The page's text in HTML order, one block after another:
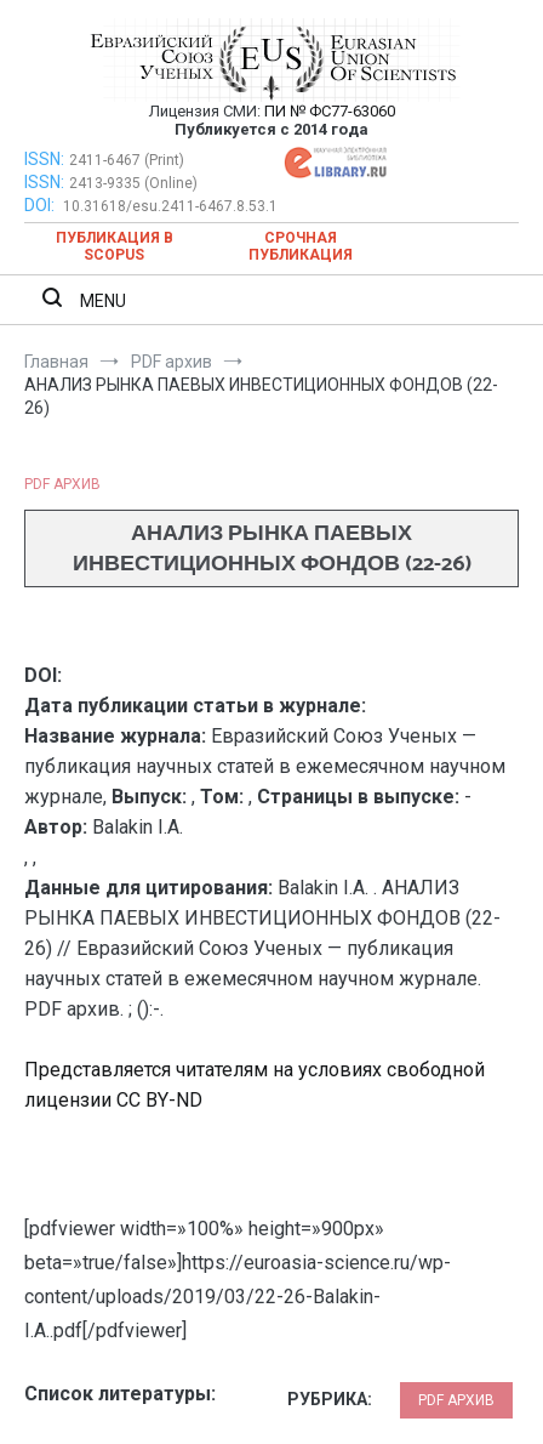
Евразийский Союз Ученых —
публикация научных статей в
ежемесячном научном журнале
Лицензия СМИ: ПИ № ФС77-63060
Публикуется с 2014 года
Евразийский Союз Ученых — публикация научных статей в
ежемесячном научном журнале
ISSN: 2411-6467 (Print)
ISSN: 2413-9335 (Online)
DOI:
10.31618/esu.2411-6467.8.53.1
ПУБЛИКАЦИЯ В
SCOPUS
СРОЧНАЯ
ПУБЛИКАЦИЯ
MENU
Главная
PDF архив
АНАЛИЗ РЫНКА ПАЕВЫХ ИНВЕСТИЦИОННЫХ ФОНДОВ (22-
26)
PDF АРХИВ
АНАЛИЗ РЫНКА ПАЕВЫХ
ИНВЕСТИЦИОННЫХ ФОНДОВ (22-26)
DOI:
Дата публикации статьи в журнале:
Название журнала: Евразийский Союз Ученых —
публикация научных статей в ежемесячном научном
журнале, Выпуск: , Том: , Страницы в выпуске: -
Автор: Balakin I.A.
, ,
Данные для цитирования: Balakin I.A. . АНАЛИЗ
РЫНКА ПАЕВЫХ ИНВЕСТИЦИОННЫХ ФОНДОВ (22-
26) // Евразийский Союз Ученых — публикация
научных статей в ежемесячном научном журнале.
PDF архив. ; ():-.
Представляется читателям на условиях свободной
лицензии CC BY-ND
[pdfviewer width=»100%» height=»900px»
beta=»true/false»]https://euroasia-science.ru/wp-
content/uploads/2019/03/22-26-Balakin-
I.A..pdf[/pdfviewer]
Список литературы: РУБРИКА: PDF АРХИВ